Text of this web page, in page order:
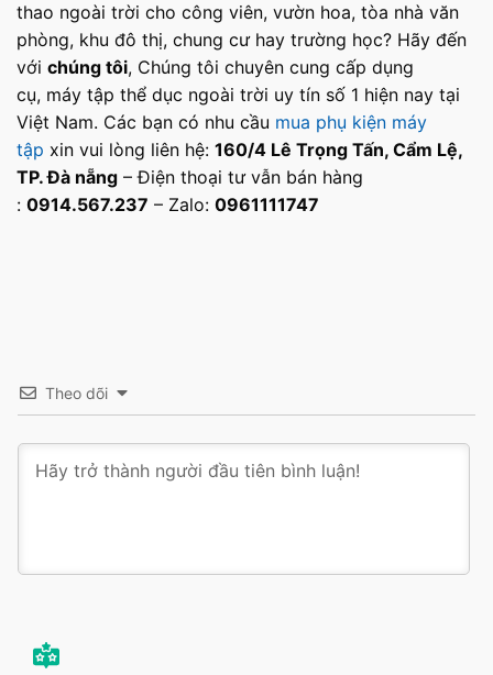
thao ngoài trời cho công viên, vườn hoa, tòa nhà văn
phòng, khu đô thị, chung cư hay trường học? Hãy đến
với chúng tôi, Chúng tôi chuyên cung cấp dụng
cụ, máy tập thể dục ngoài trời uy tín số 1 hiện nay tại
Việt Nam. Các bạn có nhu cầu mua phụ kiện máy
tập xin vui lòng liên hệ: 160/4 Lê Trọng Tấn, Cẩm Lệ,
TP. Đà nẵng – Điện thoại tư vẫn bán hàng
: 0914.567.237 – Zalo: 0961111747
Theo dõi